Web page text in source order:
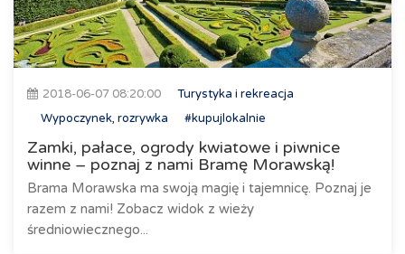
2018-06-07 08:20:00
Turystyka i rekreacja
Wypoczynek, rozrywka
#kupujlokalnie
Zamki, pałace, ogrody kwiatowe i piwnice
winne – poznaj z nami Bramę Morawską!
Brama Morawska ma swoją magię i tajemnicę. Poznaj je
razem z nami! Zobacz widok z wieży
średniowiecznego...